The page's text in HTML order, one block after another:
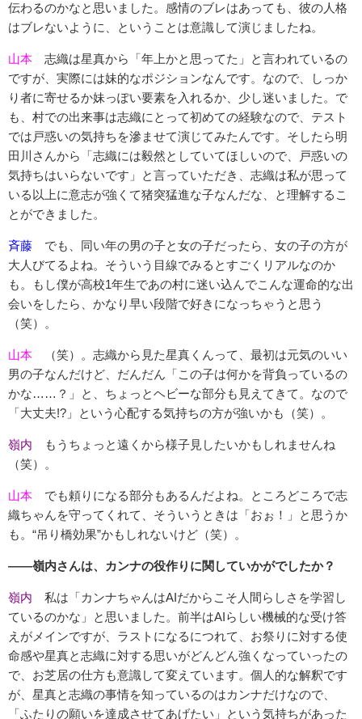
伝わるのかなと思いました。感情のブレはあっても、彼の人格
はブレないように、ということは意識して演じましたね。
山本 志織は星真から「年上かと思ってた」と言われているの
ですが、実際には妹的なポジションなんです。なので、しっか
り者に寄せるか妹っぽい要素を入れるか、少し迷いました。で
も、村での出来事は志織にとって初めての経験なので、テスト
では戸惑いの気持ちを滲ませて演じてみたんです。そしたら明
田川さんから「志織には毅然としていてほしいので、戸惑いの
気持ちはいらないです」と言っていただき、志織は私が思って
いる以上に意志が強くて猪突猛進な子なんだな、と理解するこ
とができました。
斉藤 でも、同い年の男の子と女の子だったら、女の子の方が
大人びてるよね。そういう目線でみるとすごくリアルなのか
も。もし僕が高校1年生であの村に迷い込んでこんな運命的な出
会いをしたら、かなり早い段階で好きになっちゃうと思う
（笑）。
山本 （笑）。志織から見た星真くんって、最初は元気のいい
男の子なんだけど、だんだん「この子は何かを背負っているの
かな……？」と、ちょっとヘビーな部分も見えてきて。なので
「大丈夫!?」という心配する気持ちの方が強いかも（笑）。
嶺内 もうちょっと遠くから様子見したいかもしれませんね
（笑）。
山本 でも頼りになる部分もあるんだよね。ところどころで志
織ちゃんを守ってくれて、そういうときは「おぉ！」と思うか
も。“吊り橋効果”かもしれないけど（笑）。
――嶺内さんは、カンナの役作りに関していかがでしたか？
嶺内 私は「カンナちゃんはAIだからこそ人間らしさを学習し
ているのかな」と思いました。前半はAIらしい機械的な受け答
えがメインですが、ラストになるにつれて、お祭りに対する使
命感や星真と志織に対する思いがどんどん強くなっていったの
で、お芝居の仕方も意識して変えています。個人的な解釈です
が、星真と志織の事情を知っているのはカンナだけなので、
「ふたりの願いを達成させてあげたい」という気持ちがあった